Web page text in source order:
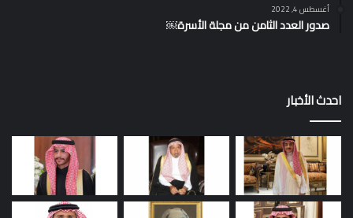
أغسطس 4, 2022
صدور العدد الثامن من مجلة الأسرة￼
احدث الأخبار